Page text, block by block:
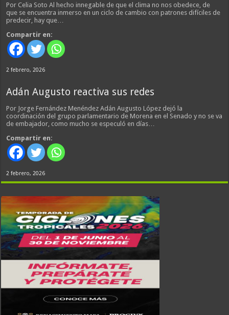
Por Celia Soto Al hecho innegable de que el clima no nos obedece, de
que se encuentra inmerso en un ciclo de cambio con patrones difíciles de
predecir, hay que…
Compartir en:
2 febrero, 2026
Adán Augusto reactiva sus redes
Por Jorge Fernández Menéndez Adán Augusto López dejó la
coordinación del grupo parlamentario de Morena en el Senado y no se va
de embajador, como mucho se especuló en días…
Compartir en:
2 febrero, 2026